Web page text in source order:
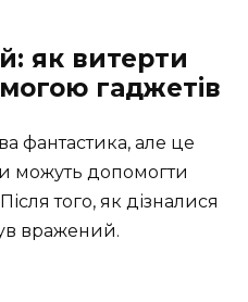
як витерти
гаджетів
фантастика, але це
можуть допомогти
того, як дізналися
вражений.